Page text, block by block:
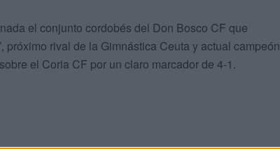
el conjunto cordobés del Don Bosco CF que
próximo rival de la Gimnástica Ceuta y actual campeón
el Coria CF por un claro marcador de 4-1.